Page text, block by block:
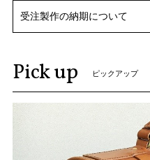
受注製作の納期について
Pick up ピックアップ